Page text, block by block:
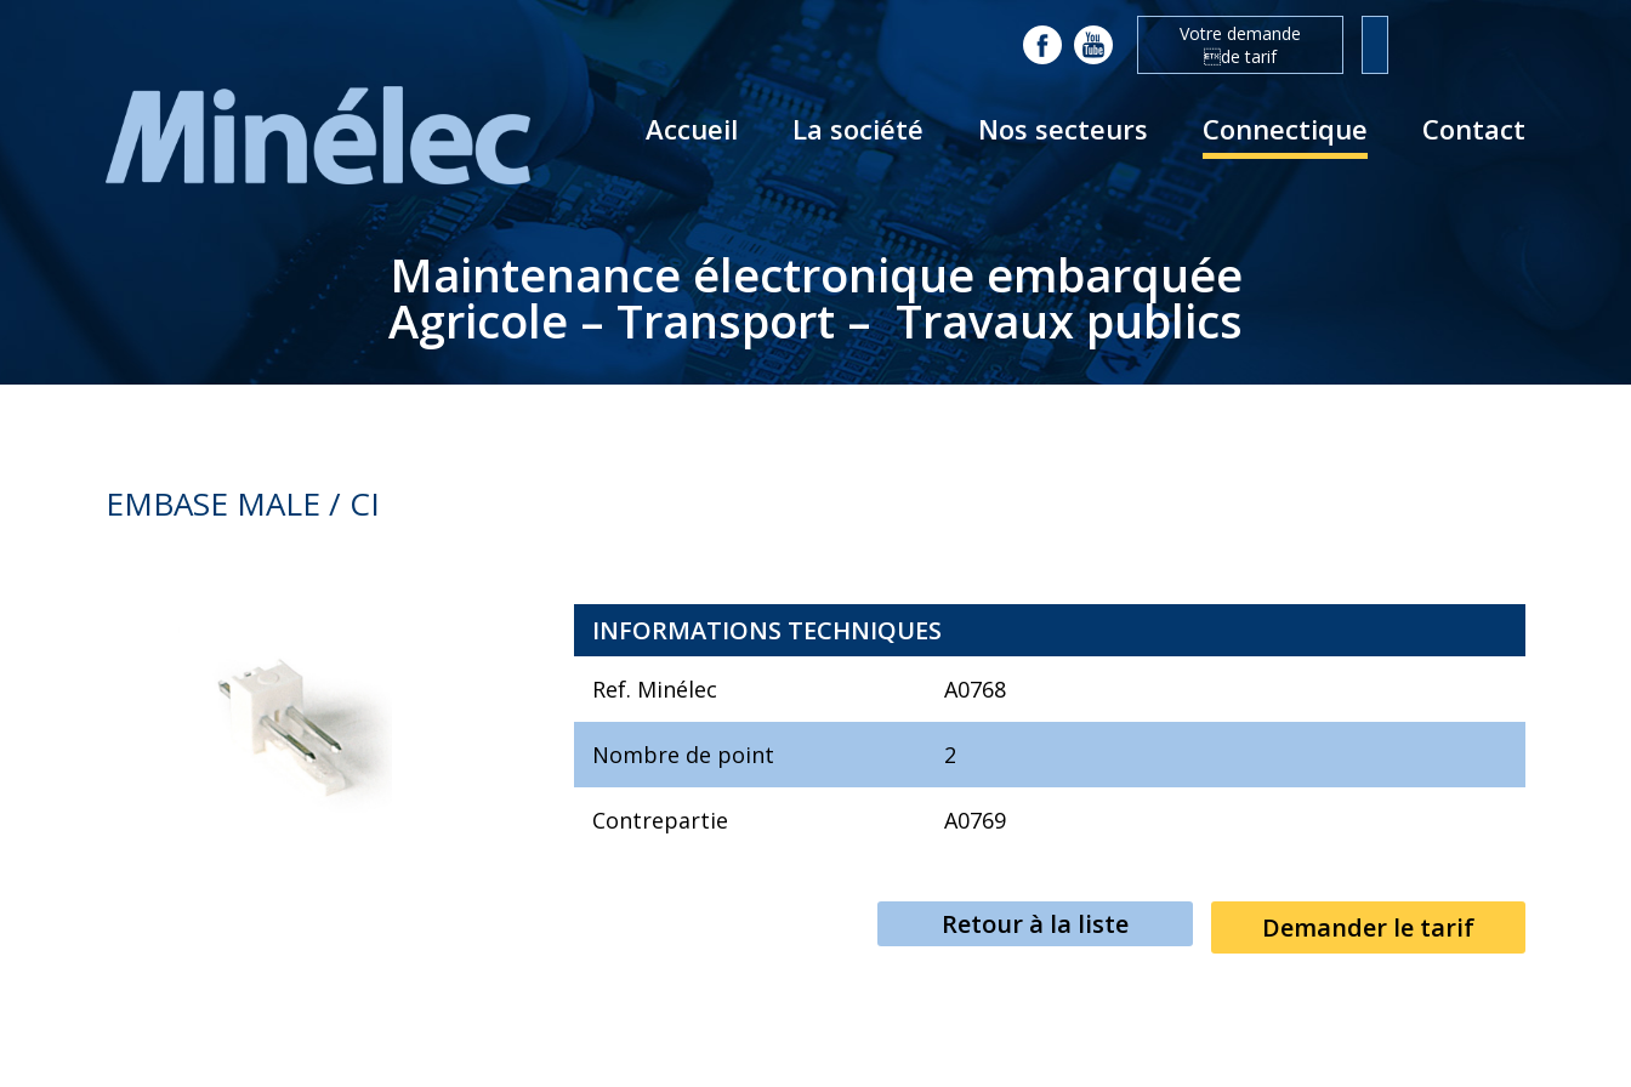
Votre demande
de tarif
Accueil La société Nos secteurs Connectique Contact
Maintenance électronique embarquée
Agricole – Transport – Travaux publics
EMBASE MALE / CI
INFORMATIONS TECHNIQUES
Ref. Minélec A0768
Nombre de point 2
Contrepartie A0769
Retour à la liste Demander le tarif